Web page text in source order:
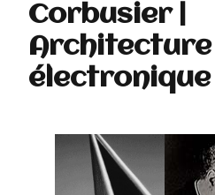
Corbusier |
Architecture
électronique